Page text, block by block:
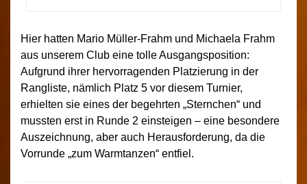
Hier hatten Mario Müller-Frahm und Michaela Frahm
aus unserem Club eine tolle Ausgangsposition:
Aufgrund ihrer hervorragenden Platzierung in der
Rangliste, nämlich Platz 5 vor diesem Turnier,
erhielten sie eines der begehrten „Sternchen“ und
mussten erst in Runde 2 einsteigen – eine besondere
Auszeichnung, aber auch Herausforderung, da die
Vorrunde „zum Warmtanzen“ entfiel.